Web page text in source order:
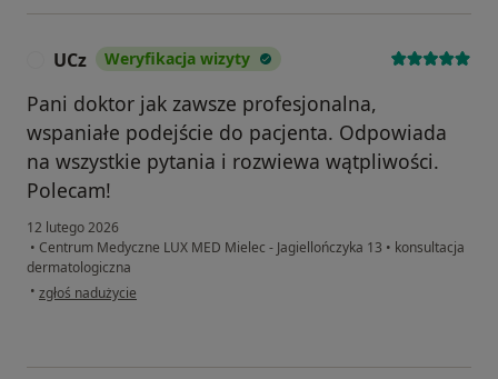
UCz Weryfikacja wizyty
Pani doktor jak zawsze profesjonalna,
wspaniałe podejście do pacjenta. Odpowiada
na wszystkie pytania i rozwiewa wątpliwości.
Polecam!
12 lutego 2026
• Centrum Medyczne LUX MED Mielec - Jagiellończyka 13 • konsultacja
dermatologiczna
• w opinii użytkownika UCz
zgłoś nadużycie